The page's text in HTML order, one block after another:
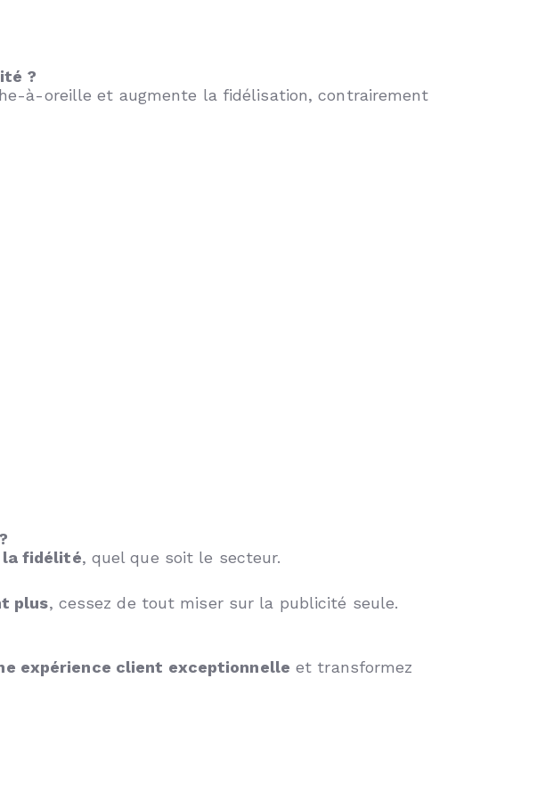
?
à-oreille et augmente la fidélisation, contrairement
la fidélité, quel que soit le secteur.
plus, cessez de tout miser sur la publicité seule.
expérience client exceptionnelle et transformez